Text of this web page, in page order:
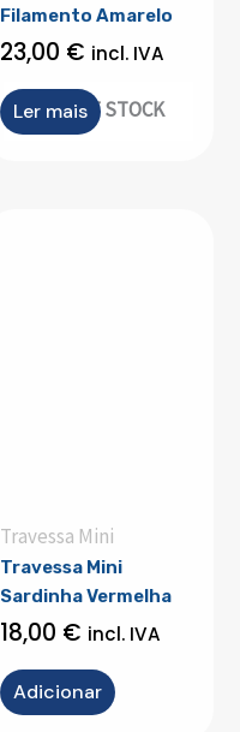
OUT OF STOCK
Filamento Amarelo
23,00 € incl. IVA
Ler mais
Travessa Mini
Travessa Mini
Sardinha Vermelha
18,00 € incl. IVA
Adicionar